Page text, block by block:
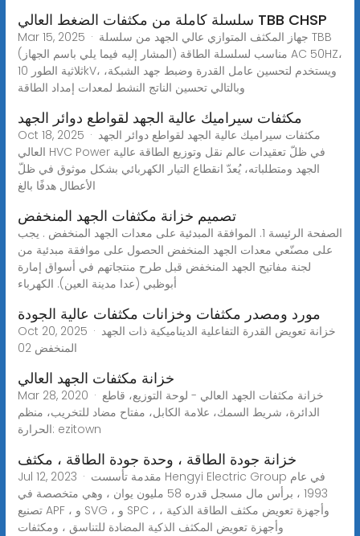
سلسلة كاملة من مكثفات الضغط العالي TBB CHSP
Mar 15, 2025 · جهاز المكثف المتوازي عالي الجهد من سلسلة TBB
(المشار إليه فيما يلي باسم الجهاز) مناسب لسلسلة الطاقة AC 50HZ،
ثلاثية الطور 10kV، ويستخدم لتحسين عامل القدرة وضبط جهد الشبكة،
وبالتالي تحسين الناتج النشط لمعدات إمداد الطاقة
مكثفات سيراميك عالية الجهد لقواطع دوائر الجهد
Oct 18, 2025 · مكثفات سيراميك عالية الجهد لقواطع دوائر الجهد
العالي HVC Power في ظلّ تعقيدات عالم نقل وتوزيع الطاقة عالية
الجهد ومتطلباته، يُعدّ انقطاع التيار الكهربائي بشكل موثوق في ظلّ
الأعطال هدفًا بالغ
تصميم خزانة مكثفات الجهد المنخفض
الصفحة الرئيسة 1. الموافقة المبدئية على معدات الجهد المنخفض . يجب
على مصنّعي معدات الجهد المنخفض الحصول على موافقة مبدئية من
لجنة مفاتيح الجهد المنخفض قبل طرح منتجاتهم في أسواق إمارة
أبوظبي (عدا مدينة العين). الكهرباء
مورد ومصدر مكثفات وخزانات مكثفات عالية الجودة
Oct 20, 2025 · خزانة تعويض القدرة التفاعلية الديناميكية ذات الجهد
المنخفض 02
خزانة مكثفات الجهد العالي
Mar 28, 2020 · خزانة مكثفات الجهد العالي - لوحة التوزيع، قاطع
الدائرة، شريط السمك، علامة الكابل، مفتاح مضاد للتخريب، منظم
الحرارة: ezitown
خزانة جودة الطاقة ، وحدة جودة الطاقة ، مكثف
Jul 12, 2023 · مقدمة تأسست Hengyi Electric Group في عام
1993 ، برأس مال مسجل قدره 58 مليون يوان ، وهي متخصصة في
تصنيع APF ، و SVG ، و SPC ، وأجهزة تعويض مكثف الطاقة الذكية ،
وأجهزة تعويض المكثف الذكية المضادة للتناسق ، ومكثفات